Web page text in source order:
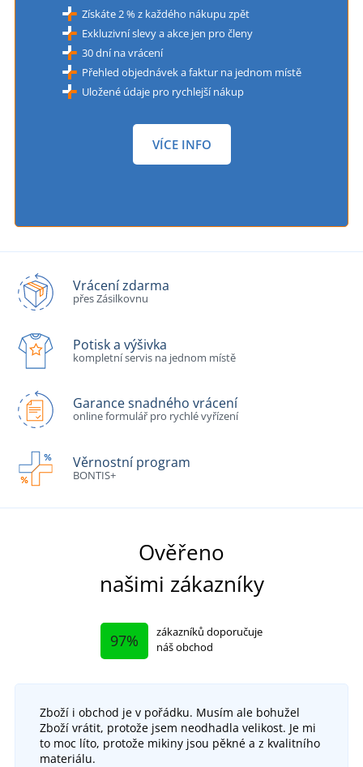
Získáte 2 % z každého nákupu zpět
Exkluzivní slevy a akce jen pro členy
30 dní na vrácení
Přehled objednávek a faktur na jednom místě
Uložené údaje pro rychlejší nákup
VÍCE INFO
Vrácení zdarma
přes Zásilkovnu
Potisk a výšivka
kompletní servis na jednom místě
Garance snadného vrácení
online formulář pro rychlé vyřízení
Věrnostní program
BONTIS+
Ověřeno
našimi zákazníky
97%
zákazníků doporučuje
náš obchod
Zboží i obchod je v pořádku. Musím ale bohužel
Zboží vrátit, protože jsem neodhadla velikost. Je mi
to moc líto, protože mikiny jsou pěkné a z kvalitního
materiálu.